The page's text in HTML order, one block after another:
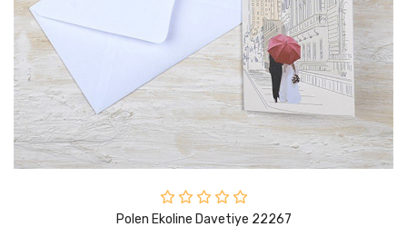
Polen Ekoline Davetiye 22267